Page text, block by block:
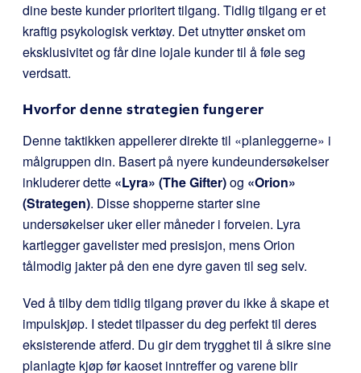
dine beste kunder prioritert tilgang. Tidlig tilgang er et
kraftig psykologisk verktøy. Det utnytter ønsket om
eksklusivitet og får dine lojale kunder til å føle seg
verdsatt.
Hvorfor denne strategien fungerer
Denne taktikken appellerer direkte til «planleggerne» i
målgruppen din. Basert på nyere kundeundersøkelser
inkluderer dette «Lyra» (The Gifter)og «Orion»
(Strategen). Disse shopperne starter sine
undersøkelser uker eller måneder i forveien. Lyra
kartlegger gavelister med presisjon, mens Orion
tålmodig jakter på den ene dyre gaven til seg selv.
Ved å tilby dem tidlig tilgang prøver du ikke å skape et
impulskjøp. I stedet tilpasser du deg perfekt til deres
eksisterende atferd. Du gir dem trygghet til å sikre sine
planlagte kjøp før kaoset inntreffer og varene blir